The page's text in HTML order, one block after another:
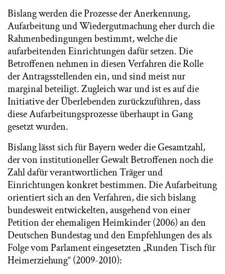
Bislang werden die Prozesse der Anerkennung,
Aufarbeitung und Wiedergutmachung eher durch die
Rahmenbedingungen bestimmt, welche die
aufarbeitenden Einrichtungen dafür setzen. Die
Betroffenen nehmen in diesen Verfahren die Rolle
der Antragsstellenden ein, und sind meist nur
marginal beteiligt. Zugleich war und ist es auf die
Initiative der Überlebenden zurückzuführen, dass
diese Aufarbeitungsprozesse überhaupt in Gang
gesetzt wurden.
Bislang lässt sich für Bayern weder die Gesamtzahl,
der von institutioneller Gewalt Betroffenen noch die
Zahl dafür verantwortlichen Träger und
Einrichtungen konkret bestimmen. Die Aufarbeitung
orientiert sich an den Verfahren, die sich bislang
bundesweit entwickelten, ausgehend von einer
Petition der ehemaligen Heimkinder (2006) an den
Deutschen Bundestag und den Empfehlungen des als
Folge vom Parlament eingesetzten „Runden Tisch für
Heimerziehung“ (2009-2010):